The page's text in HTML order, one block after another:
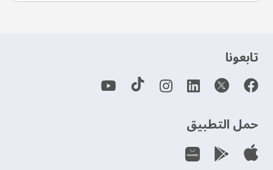
‫تابعونا‬
حمل التطبيق